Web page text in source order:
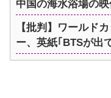
中国の海水浴場の
【批判】ワールド
ー、英紙｢BTSが出